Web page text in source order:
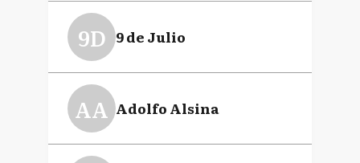
9D 9 de Julio
AA Adolfo Alsina